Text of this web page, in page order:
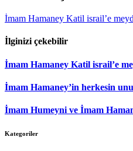
İmam Hamaney Katil israil’e
İlginizi çekebilir
İmam Hamaney Katil israil’e
İmam Hamaney’in herkesin
İmam Humeyni ve İmam
Kategoriler